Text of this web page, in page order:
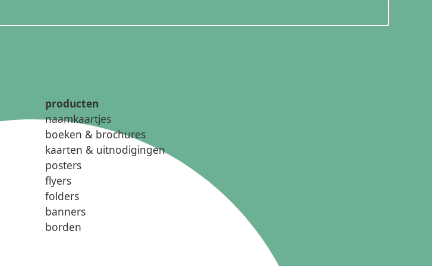
producten
naamkaartjes
boeken & brochures
kaarten & uitnodigingen
posters
flyers
folders
banners
borden